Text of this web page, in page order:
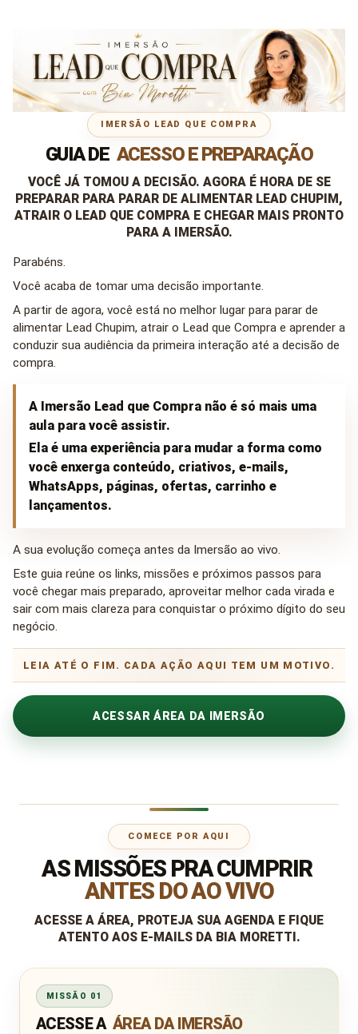
IMERSÃO LEAD QUE COMPRA
GUIA DE ACESSO E PREPARAÇÃO
VOCÊ JÁ TOMOU A DECISÃO. AGORA É HORA DE SE
PREPARAR PARA PARAR DE ALIMENTAR LEAD CHUPIM,
ATRAIR O LEAD QUE COMPRA E CHEGAR MAIS PRONTO
PARA A IMERSÃO.
Parabéns.
Você acaba de tomar uma decisão importante.
A partir de agora, você está no melhor lugar para parar de
alimentar Lead Chupim, atrair o Lead que Compra e aprender a
conduzir sua audiência da primeira interação até a decisão de
compra.
A Imersão Lead que Compra não é só mais uma
aula para você assistir.
Ela é uma experiência para mudar a forma como
você enxerga conteúdo, criativos, e-mails,
WhatsApps, páginas, ofertas, carrinho e
lançamentos.
A sua evolução começa antes da Imersão ao vivo.
Este guia reúne os links, missões e próximos passos para
você chegar mais preparado, aproveitar melhor cada virada e
sair com mais clareza para conquistar o próximo dígito do seu
negócio.
LEIA ATÉ O FIM. CADA AÇÃO AQUI TEM UM MOTIVO.
ACESSAR ÁREA DA IMERSÃO
COMECE POR AQUI
AS MISSÕES PRA CUMPRIR
ANTES DO AO VIVO
ACESSE A ÁREA, PROTEJA SUA AGENDA E FIQUE
ATENTO AOS E-MAILS DA BIA MORETTI.
MISSÃO 01
ACESSE A ÁREA DA IMERSÃO